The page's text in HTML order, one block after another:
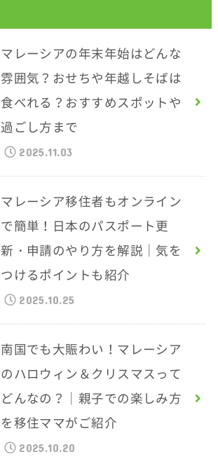
マレーシアの年末年始はどんな
雰囲気？おせちや年越しそばは
食べれる？おすすめスポットや
過ごし方まで
2025.11.03
マレーシア移住者もオンライン
で簡単！日本のパスポート更
新・申請のやり方を解説｜気を
つけるポイントも紹介
2025.10.25
南国でも大賑わい！マレーシア
のハロウィン＆クリスマスって
どんなの？｜親子での楽しみ方
を移住ママがご紹介
2025.10.20